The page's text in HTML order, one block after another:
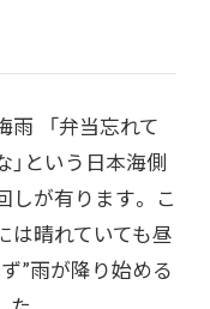
雨 「弁当忘れて
」という日本海側
しが有ります。 こ
は晴れていても昼
”雨が降り始める